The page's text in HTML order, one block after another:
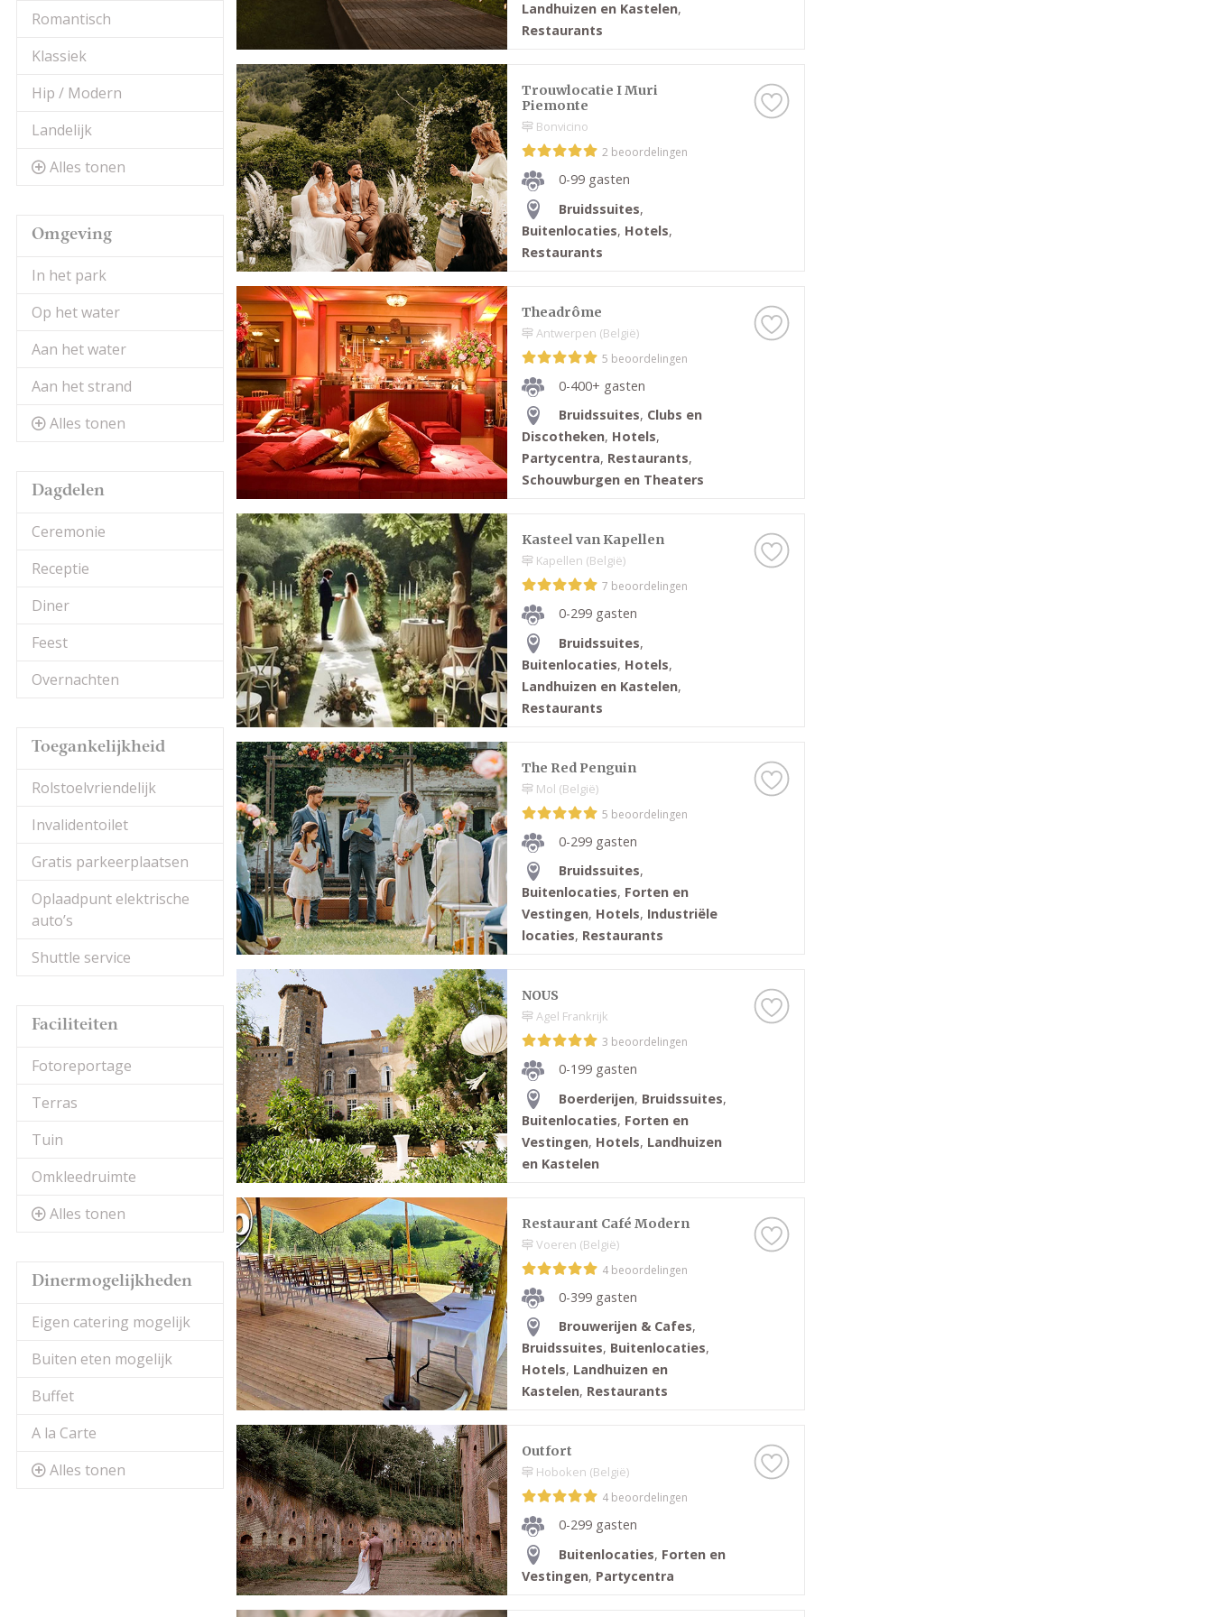
Romantisch
Klassiek
Hip / Modern
Landelijk
Alles tonen
Omgeving
In het park
Op het water
Aan het water
Aan het strand
Alles tonen
Dagdelen
Ceremonie
Receptie
Diner
Feest
Overnachten
Toegankelijkheid
Rolstoelvriendelijk
Invalidentoilet
Gratis parkeerplaatsen
Oplaadpunt elektrische
auto’s
Shuttle service
Faciliteiten
Fotoreportage
Terras
Tuin
Omkleedruimte
Alles tonen
Dinermogelijkheden
Eigen catering mogelijk
Buiten eten mogelijk
Buffet
A la Carte
Alles tonen
Landhuizen en Kastelen,
Restaurants
Trouwlocatie I Muri
Piemonte
Bonvicino
2 beoordelingen
0-99 gasten
Bruidssuites,
Buitenlocaties, Hotels,
Restaurants
Theadrôme
Antwerpen (België)
5 beoordelingen
0-400+ gasten
Bruidssuites, Clubs en
Discotheken, Hotels,
Partycentra, Restaurants,
Schouwburgen en Theaters
Kasteel van Kapellen
Kapellen (België)
7 beoordelingen
0-299 gasten
Bruidssuites,
Buitenlocaties, Hotels,
Landhuizen en Kastelen,
Restaurants
The Red Penguin
Mol (België)
5 beoordelingen
0-299 gasten
Bruidssuites,
Buitenlocaties, Forten en
Vestingen, Hotels, Industriële
locaties, Restaurants
NOUS
Agel Frankrijk
3 beoordelingen
0-199 gasten
Boerderijen, Bruidssuites,
Buitenlocaties, Forten en
Vestingen, Hotels, Landhuizen
en Kastelen
Restaurant Café Modern
Voeren (België)
4 beoordelingen
0-399 gasten
Brouwerijen & Cafes,
Bruidssuites, Buitenlocaties,
Hotels, Landhuizen en
Kastelen, Restaurants
Outfort
Hoboken (België)
4 beoordelingen
0-299 gasten
Buitenlocaties, Forten en
Vestingen, Partycentra